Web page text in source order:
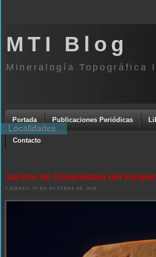
MTI Blog
Mineralogía Topográfica
Portada Publicaciones Periódicas
Contacto
Jacinto de Compostela del
VIERNES, 30 DE OCTUBRE DE 2020
Localidades